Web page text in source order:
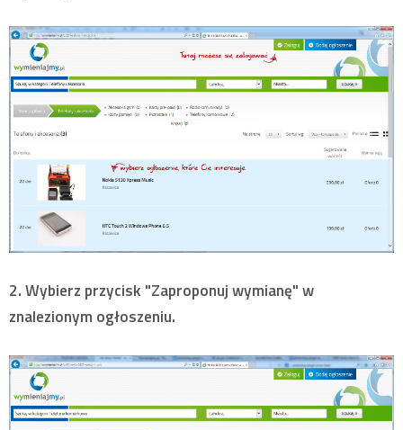
2. Wybierz przycisk "Zaproponuj wymianę" w
znalezionym ogłoszeniu.